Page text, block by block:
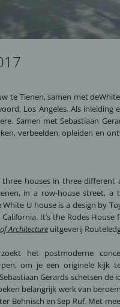
te Tienen, samen met
Los Angeles. Als
Samen met Sebastiaan
verbeelden, opleiden en
houses in three different
in a row-house street,
U house is a design by
It’s the Rodes
Architecture uitgeverij
het postmoderne
om je een originele
Gerards schetsen de
belangrijk werk van
Behnisch en Sep Ruf. Met